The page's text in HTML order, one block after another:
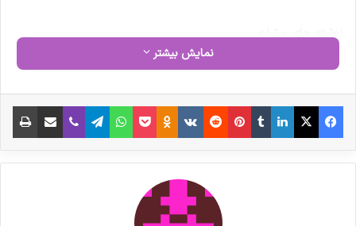
نوشته های مشابه
رفت
مصاحبه مشاور سندیکای تولید
کنندگان مواد دارویی، شیمیایی و
بسته بندی دارویی از روند تولید و
نمایش بیشتر
فیس بوک X لینکدین ‫تامبلر ‫پین‌ترست ‫رددیت ‫VKontakte
‫Odnoklassniki پاکت واتس آپ تلگرام وایبر اشتراک گذاری از طریق ایمیل